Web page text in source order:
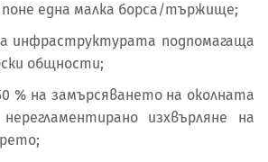
поне една малка борса/тържище;
инфраструктурата подпомагаща
общности;
% на замърсяването на околната
изхвърляне на